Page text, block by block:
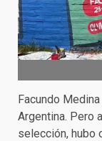
Facundo Medina
Argentina. Pero
selección, hubo